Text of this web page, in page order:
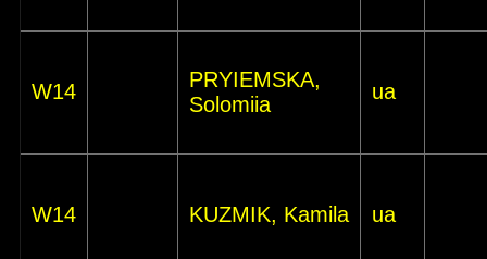
W14
PRYIEMSKA,
Solomiia
ua
W14 KUZMIK, Kamila ua